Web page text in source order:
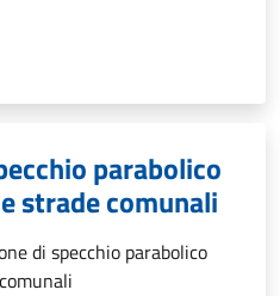
parabolico
strade comunali
di specchio parabolico